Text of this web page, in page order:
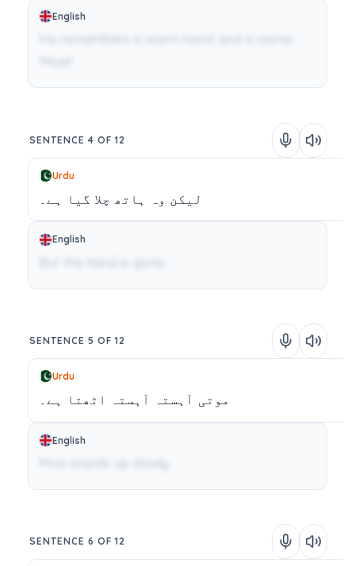
English
SENTENCE 4 OF 12
Urdu
لیکن وہ ہاتھ چلا گیا ہے۔
English
SENTENCE 5 OF 12
Urdu
موتی آہستہ آہستہ اٹھتا ہے۔
English
SENTENCE 6 OF 12